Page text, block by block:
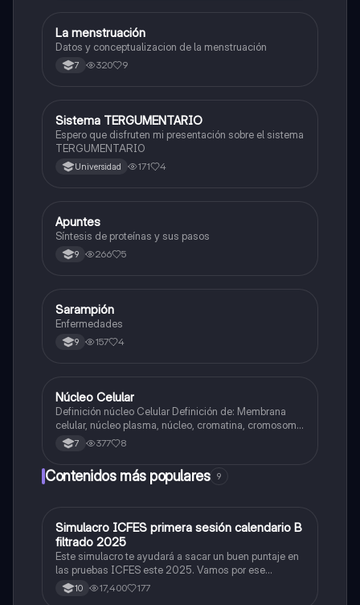
Biologia
La menstruación
Datos y conceptualizacion de la menstruación
7 320 9
Biologia
Sistema TERGUMENTARIO
Espero que disfruten mi presentación sobre el sistema
TERGUMENTARIO
Universidad 171 4
Biologia
Apuntes
Síntesis de proteínas y sus pasos
9 266 5
Biologia
Sarampión
Enfermedades
9 157 4
Biologia
Núcleo Celular
Definición núcleo Celular Definición de: Membrana
celular, núcleo plasma, núcleo, cromatina, cromosoma
Interfase Fases de la interfase
7 377 8
Contenidos más populares 9
ICFES: Matemáticas
Simulacro ICFES primera sesión calendario B
filtrado 2025
Este simulacro te ayudará a sacar un buen puntaje en
las pruebas ICFES este 2025. Vamos por ese
500/500. Y poder ser admitido en la universidad que
quieras, estudiar la carrera que quieres y no la que te
10 17,400 177